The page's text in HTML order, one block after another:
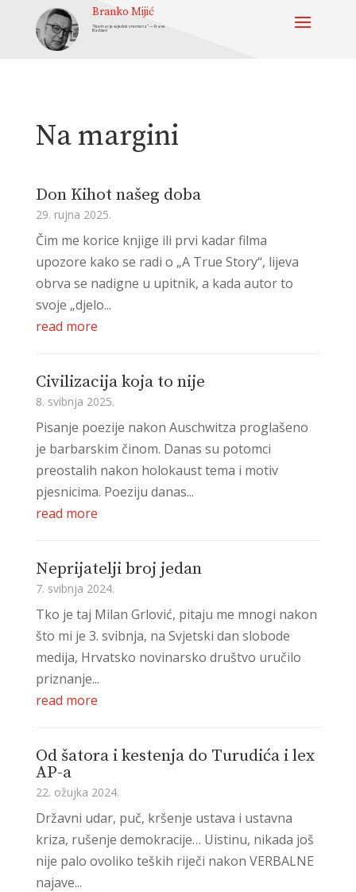
Branko Mijić
“Novinar je svjedok vremena” — Frane
Barbieri
Na margini
Don Kihot našeg doba
29. rujna 2025.
Čim me korice knjige ili prvi kadar filma
upozore kako se radi o „A True Story“, lijeva
obrva se nadigne u upitnik, a kada autor to
svoje „djelo...
read more
Civilizacija koja to nije
8. svibnja 2025.
Pisanje poezije nakon Auschwitza proglašeno
je barbarskim činom. Danas su potomci
preostalih nakon holokaust tema i motiv
pjesnicima. Poeziju danas...
read more
Neprijatelji broj jedan
7. svibnja 2024.
Tko je taj Milan Grlović, pitaju me mnogi nakon
što mi je 3. svibnja, na Svjetski dan slobode
medija, Hrvatsko novinarsko društvo uručilo
priznanje...
read more
Od šatora i kestenja do Turudića i lex
AP-a
22. ožujka 2024.
Državni udar, puč, kršenje ustava i ustavna
kriza, rušenje demokracije… Uistinu, nikada još
nije palo ovoliko teških riječi nakon VERBALNE
najave...